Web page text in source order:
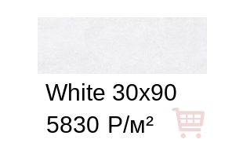
White 30x90
5830 Р/м²